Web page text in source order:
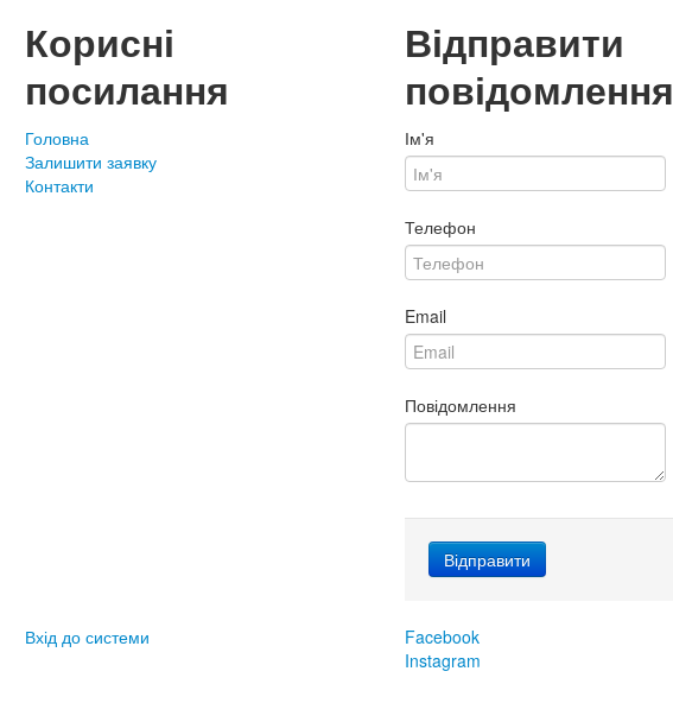
Корисні
посилання
Головна
Залишити заявку
Контакти
Відправити
повідомлення
Ім'я
Телефон
Email
Повідомлення
Вхід до системи
Facebook
Instagram